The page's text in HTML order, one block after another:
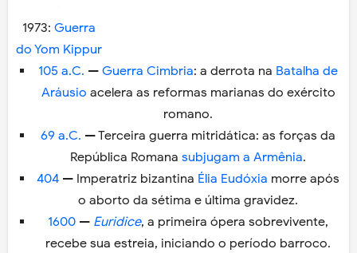
1973: Guerra
do Yom Kippur
105 a.C. — Guerra Cimbria: a derrota na Batalha de
Aráusio acelera as reformas marianas do exército
romano.
69 a.C. — Terceira guerra mitridática: as forças da
República Romana subjugam a Armênia.
404 — Imperatriz bizantina Élia Eudóxia morre após
o aborto da sétima e última gravidez.
1600 — Euridice, a primeira ópera sobrevivente,
recebe sua estreia, iniciando o período barroco.